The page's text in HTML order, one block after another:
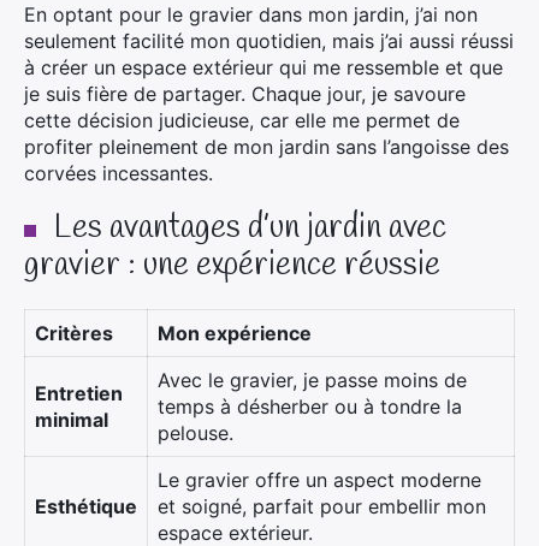
En optant pour le gravier dans mon jardin, j’ai non
seulement facilité mon quotidien, mais j’ai aussi réussi
à créer un espace extérieur qui me ressemble et que
je suis fière de partager. Chaque jour, je savoure
cette décision judicieuse, car elle me permet de
profiter pleinement de mon jardin sans l’angoisse des
corvées incessantes.
Les avantages d’un jardin avec
gravier : une expérience réussie
Critères Mon expérience
Entretien
minimal
Avec le gravier, je passe moins de
temps à désherber ou à tondre la
pelouse.
Esthétique
Le gravier offre un aspect moderne
et soigné, parfait pour embellir mon
espace extérieur.